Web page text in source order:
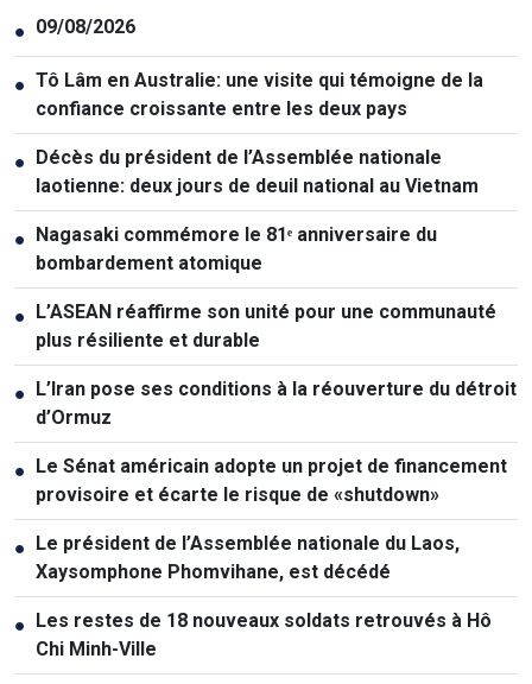
● 09/08/2026
● Tô Lâm en Australie: une visite qui témoigne de la
confiance croissante entre les deux pays
● Décès du président de l’Assemblée nationale
laotienne: deux jours de deuil national au Vietnam
● Nagasaki commémore le 81ᵉ anniversaire du
bombardement atomique
● L’ASEAN réaffirme son unité pour une communauté
plus résiliente et durable
● L’Iran pose ses conditions à la réouverture du détroit
d’Ormuz
● Le Sénat américain adopte un projet de financement
provisoire et écarte le risque de «shutdown»
● Le président de l’Assemblée nationale du Laos,
Xaysomphone Phomvihane, est décédé
● Les restes de 18 nouveaux soldats retrouvés à Hô
Chi Minh-Ville